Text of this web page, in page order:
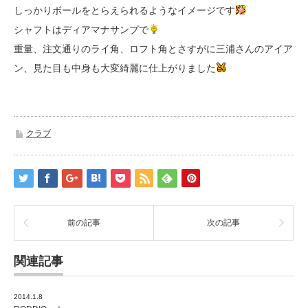
しっかりボールをとらえられるようなイメージです
シャフトはディアマナサンプで
重量、注文通りのライ角、ロフト角とさすがに三浦さんのアイア
ン、見た目も中身も大変綺麗に仕上がりました
クラブ
前の記事 次の記事
関連記事
2014.1.8